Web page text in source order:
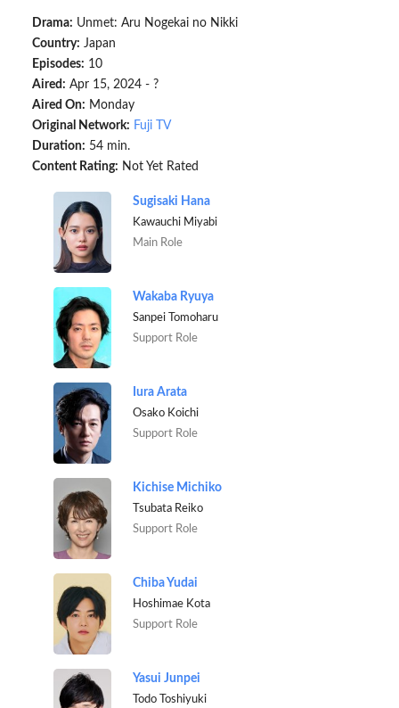
Drama: Unmet: Aru Nogekai no Nikki
Country: Japan
Episodes: 10
Aired: Apr 15, 2024 - ?
Aired On: Monday
Original Network: Fuji TV
Duration: 54 min.
Content Rating: Not Yet Rated
Sugisaki Hana
Kawauchi Miyabi
Main Role
Wakaba Ryuya
Sanpei Tomoharu
Support Role
Iura Arata
Osako Koichi
Support Role
Kichise Michiko
Tsubata Reiko
Support Role
Chiba Yudai
Hoshimae Kota
Support Role
Yasui Junpei
Todo Toshiyuki